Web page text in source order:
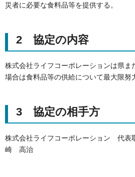
災者に必要な食料品等を提供する。
2 協定の内容
株式会社ライフコーポレーションは県ま
場合は食料品等の供給について最大限努
3 協定の相手方
株式会社ライフコーポレーション 代
崎 高治